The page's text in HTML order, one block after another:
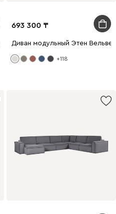
Терракотовый
693 300
Диван модульный Этен
+118